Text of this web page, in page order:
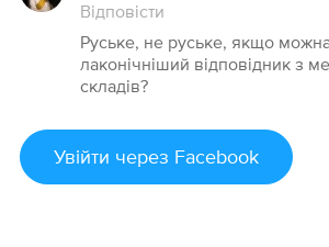
Відповісти
Руське, не руське, якщо
лаконічніший відповідник з
складів?
Увійти через Facebook